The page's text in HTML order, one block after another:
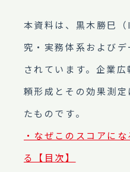
本資料は、黒木勝巳
究・実務体系および
されています。企業
頼形成とその効果測
たものです。
・なぜこのスコアに
る【目次】